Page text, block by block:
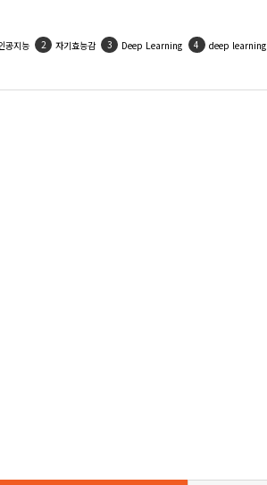
공지능 자기효능감 Deep Learning deep learning